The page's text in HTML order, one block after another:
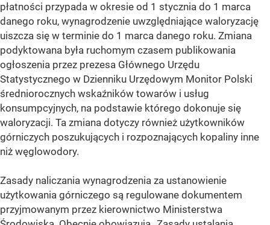
płatności przypada w okresie od 1 stycznia do 1 marca
danego roku, wynagrodzenie uwzględniające waloryzację
uiszcza się w terminie do 1 marca danego roku. Zmiana
podyktowana była ruchomym czasem publikowania
ogłoszenia przez prezesa Głównego Urzędu
Statystycznego w Dzienniku Urzędowym Monitor Polski
średniorocznych wskaźników towarów i usług
konsumpcyjnych, na podstawie którego dokonuje się
waloryzacji. Ta zmiana dotyczy również użytkowników
górniczych poszukujących i rozpoznających kopaliny inne
niż węglowodory.
Zasady naliczania wynagrodzenia za ustanowienie
użytkowania górniczego są regulowane dokumentem
przyjmowanym przez kierownictwo Ministerstwa